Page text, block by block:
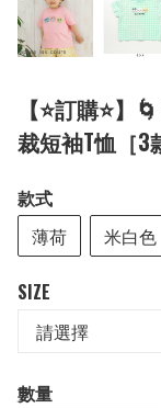
【⭐訂購⭐
裁短袖T恤［3
款式
薄荷
米白色
SIZE
數量